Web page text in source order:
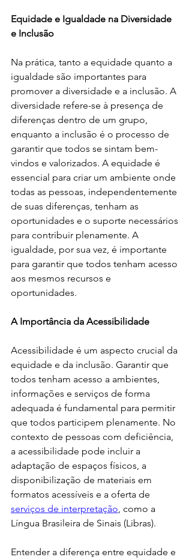
Equidade e Igualdade na Diversidade
e Inclusão
Na prática, tanto a equidade quanto a
igualdade são importantes para
promover a diversidade e a inclusão. A
diversidade refere-se à presença de
diferenças dentro de um grupo,
enquanto a inclusão é o processo de
garantir que todos se sintam bem-
vindos e valorizados. A equidade é
essencial para criar um ambiente onde
todas as pessoas, independentemente
de suas diferenças, tenham as
oportunidades e o suporte necessários
para contribuir plenamente. A
igualdade, por sua vez, é importante
para garantir que todos tenham acesso
aos mesmos recursos e
oportunidades.
A Importância da Acessibilidade
Acessibilidade é um aspecto crucial da
equidade e da inclusão. Garantir que
todos tenham acesso a ambientes,
informações e serviços de forma
adequada é fundamental para permitir
que todos participem plenamente. No
contexto de pessoas com deficiência,
a acessibilidade pode incluir a
adaptação de espaços físicos, a
disponibilização de materiais em
formatos acessíveis e a oferta de
serviços de interpretação, como a
Língua Brasileira de Sinais (Libras).
Entender a diferença entre equidade e